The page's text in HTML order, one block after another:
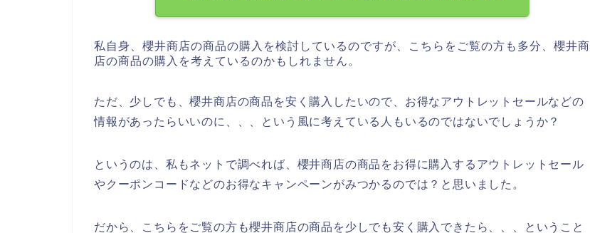
私自身、櫻井商店の商品の購入を検討しているのですが、こちらをご覧の方も多分、櫻井商
店の商品の購入を考えているのかもしれません。
ただ、少しでも、櫻井商店の商品を安く購入したいので、お得なアウトレットセールなどの
情報があったらいいのに、、、という風に考えている人もいるのではないでしょうか？
というのは、私もネットで調べれば、櫻井商店の商品をお得に購入するアウトレットセール
やクーポンコードなどのお得なキャンペーンがみつかるのでは？と思いました。
だから、こちらをご覧の方も櫻井商店の商品を少しでも安く購入できたら、、、ということ